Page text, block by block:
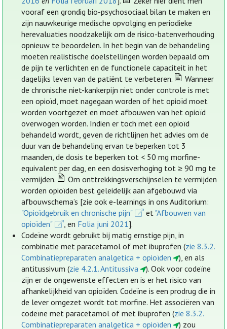
vooraf een grondig bio-psychosociaal bilan te maken en
zijn nauwkeurige medische opvolging en periodieke
herevaluaties noodzakelijk om de risico-batenverhouding
opnieuw te beoordelen. In het begin van de behandeling
moeten realistische doelstellingen worden bepaald om
de pijn te verlichten en de functionele capaciteit in het
dagelijks leven van de patiënt te verbeteren.
Wanneer
de chronische niet-kankerpijn niet onder controle is met
een opioïd, moet nagegaan worden of het opioïd moet
worden voortgezet en moet afbouwen van het opioïd
overwogen worden. Indien er toch met een opioïd
behandeld wordt, geven de richtlijnen het advies om de
duur van de behandeling ervan te beperken tot 3
maanden, de dosis te beperken tot < 50 mg morfine-
equivalent per dag, en een dosisverhoging tot ≥ 90 mg te
vermijden.
Om onttrekkingsverschijnselen te vermijden
worden opioïden best geleidelijk aan afgebouwd via
afbouwschema’s [zie ook e-learnings in ons Auditorium:
"Opioïdgebruik en chronische pijn"
et "Afbouwen van
opioïden"
, en Folia juni 2021].
Codeïne wordt gebruikt bij matig ernstige pijn, in
combinatie met paracetamol of met ibuprofen (zie 8.3.2.
Combinatiepreparaten analgetica + opioïden
), en als
antitussivum (zie 4.2.1. Antitussiva
). Ook voor codeïne
zijn er de ongewenste effecten en is er het risico van
afhankelijkheid van opioïden. Codeïne is een prodrug die in
de lever omgezet wordt tot morfine. Het associëren van
codeïne met paracetamol of met ibuprofen (zie 8.3.2.
Combinatiepreparaten analgetica + opioïden
) zou